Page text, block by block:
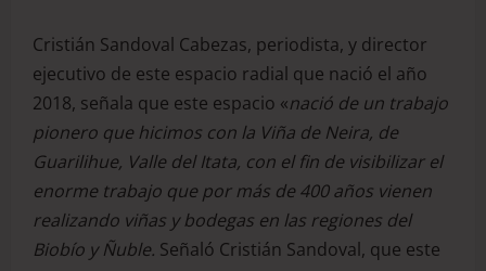
Cristián Sandoval Cabezas, periodista, y director
ejecutivo de este espacio radial que nació el año
2018, señala que este espacio «nació de un trabajo
pionero que hicimos con la Viña de Neira, de
Guarilihue, Valle del Itata, con el fin de visibilizar el
enorme trabajo que por más de 400 años vienen
realizando viñas y bodegas en las regiones del
Biobío y Ñuble. Señaló Cristián Sandoval, que este